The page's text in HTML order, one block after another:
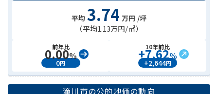
平均 3.74 万円 /坪
（平均1.13万円/㎡）
前年比
0.00%
0円
10年前比
+7.62%
+2,644円
滝川市の公的地価の動向